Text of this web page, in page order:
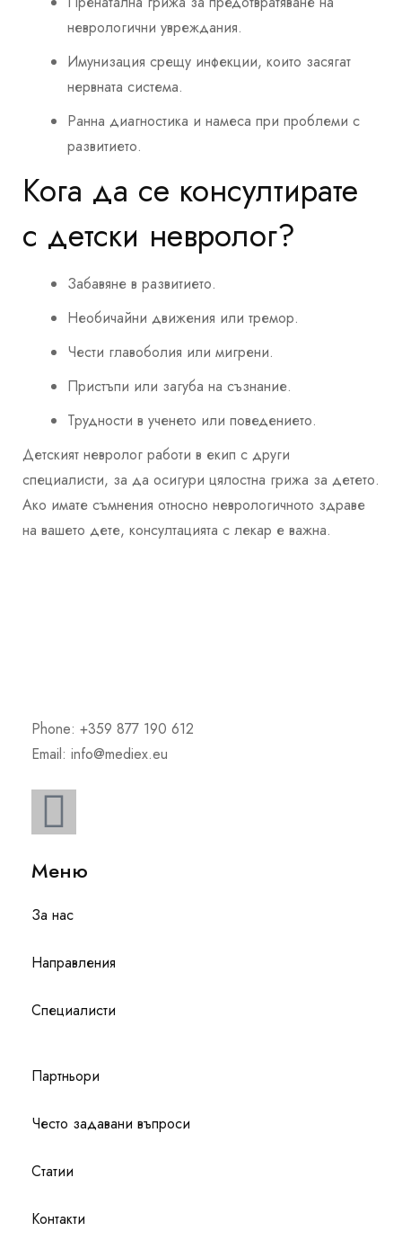
неврологични увреждания.
Имунизация срещу инфекции, които засягат
нервната система.
Ранна диагностика и намеса при проблеми с
развитието.
Кога да се консултирате
с детски невролог?
Забавяне в развитието.
Необичайни движения или тремор.
Чести главоболия или мигрени.
Пристъпи или загуба на съзнание.
Трудности в ученето или поведението.
Детският невролог работи в екип с други
специалисти, за да осигури цялостна грижа за детето.
Ако имате съмнения относно неврологичното здраве
на вашето дете, консултацията с лекар е важна.
Phone: +359 877 190 612
Email: info@mediex.eu
Меню
За нас
Направления
Специалисти
Партньори
Често задавани въпроси
Статии
Контакти